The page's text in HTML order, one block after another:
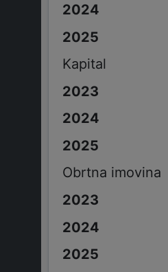
Kapital
Obrtna imovina